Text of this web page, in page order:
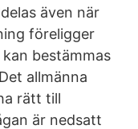
även när
föreligger
bestämmas
allmänna
rätt till
är nedsatt